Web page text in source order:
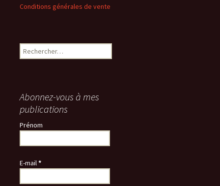
Conditions générales de vente
Rechercher :
Abonnez-vous à mes
publications
Prénom
E-mail*